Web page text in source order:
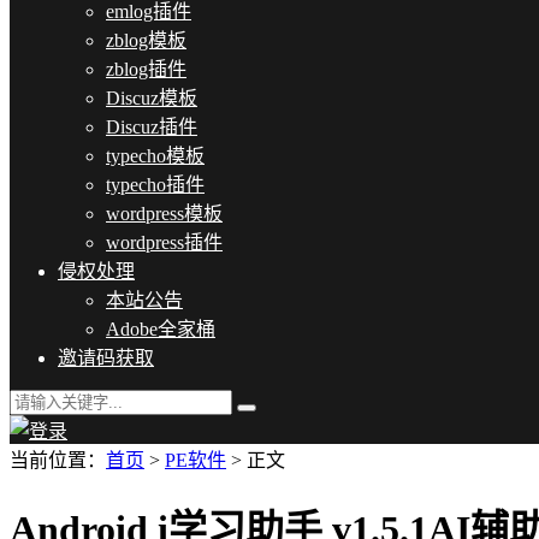
emlog插件
zblog模板
zblog插件
Discuz模板
Discuz插件
typecho模板
typecho插件
wordpress模板
wordpress插件
侵权处理
本站公告
Adobe全家桶
邀请码获取
当前位置： 首页 > PE软件 > 正文
Android i学习助手 v1.5.1AI辅